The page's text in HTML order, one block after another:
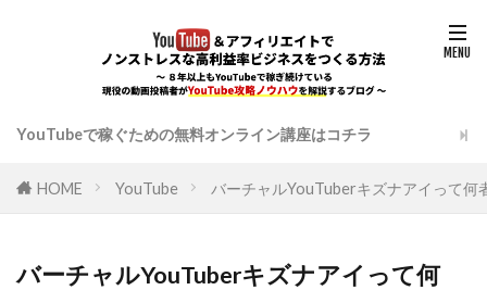
YouTubeで稼ぐための無料オンライン講座はコチラ
HOME YouTube バーチャルYouTuberキズナアイって何
バーチャルYouTuberキズナアイって何